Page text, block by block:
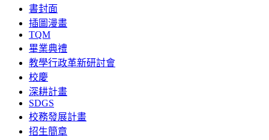
書封面
插圖漫畫
TQM
畢業典禮
教學行政革新研討會
校慶
深耕計畫
SDGS
校務發展計畫
招生簡章